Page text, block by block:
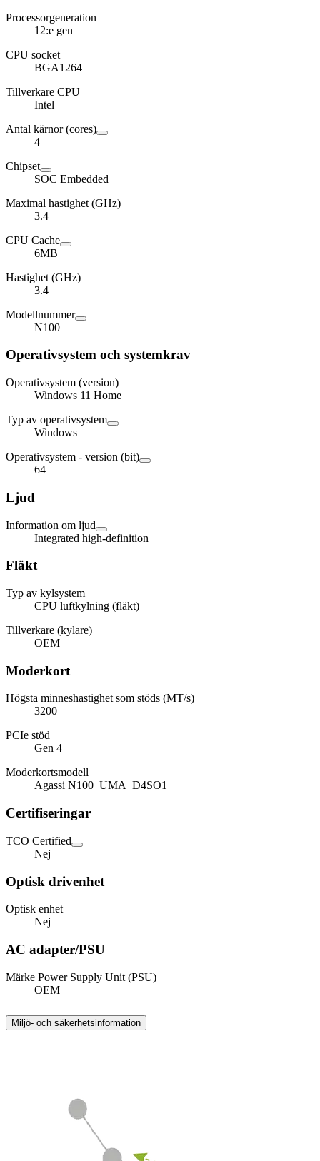
Processorgeneration
12:e gen
CPU socket
BGA1264
Tillverkare CPU
Intel
Antal kärnor (cores)
4
Chipset
SOC Embedded
Maximal hastighet (GHz)
3.4
CPU Cache
6MB
Hastighet (GHz)
3.4
Modellnummer
N100
Operativsystem och systemkrav
Operativsystem (version)
Windows 11 Home
Typ av operativsystem
Windows
Operativsystem - version (bit)
64
Ljud
Information om ljud
Integrated high-definition
Fläkt
Typ av kylsystem
CPU luftkylning (fläkt)
Tillverkare (kylare)
OEM
Moderkort
Högsta minneshastighet som stöds (MT/s)
3200
PCIe stöd
Gen 4
Moderkortsmodell
Agassi N100_UMA_D4SO1
Certifiseringar
TCO Certified
Nej
Optisk drivenhet
Optisk enhet
Nej
AC adapter/PSU
Märke Power Supply Unit (PSU)
OEM
Miljö- och säkerhetsinformation